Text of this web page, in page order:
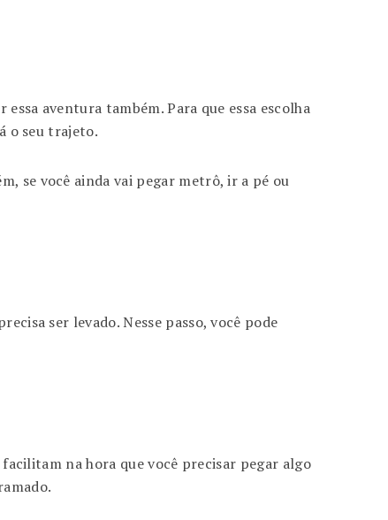
aventura também. Para que essa escolha
o seu trajeto.
se você ainda vai pegar metrô, ir a pé ou
ser levado. Nesse passo, você pode
na hora que você precisar pegar algo